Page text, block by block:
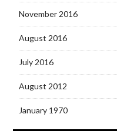
November 2016
August 2016
July 2016
August 2012
January 1970